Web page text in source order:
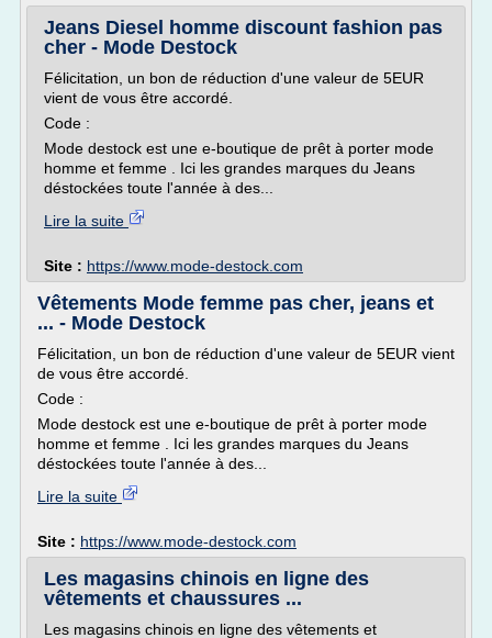
Jeans Diesel homme discount fashion pas
cher - Mode Destock
Félicitation, un bon de réduction d'une valeur de 5EUR
vient de vous être accordé.
Code :
Mode destock est une e-boutique de prêt à porter mode
homme et femme . Ici les grandes marques du Jeans
déstockées toute l'année à des...
Lire la suite
Site : https://www.mode-destock.com
Vêtements Mode femme pas cher, jeans et
... - Mode Destock
Félicitation, un bon de réduction d'une valeur de 5EUR vient
de vous être accordé.
Code :
Mode destock est une e-boutique de prêt à porter mode
homme et femme . Ici les grandes marques du Jeans
déstockées toute l'année à des...
Lire la suite
Site : https://www.mode-destock.com
Les magasins chinois en ligne des
vêtements et chaussures ...
Les magasins chinois en ligne des vêtements et